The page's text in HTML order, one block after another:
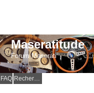
Maseratitude
Forum Maserati
FAQ